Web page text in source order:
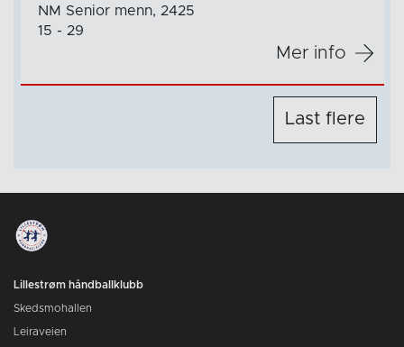
NM Senior menn, 2425
15 - 29
Mer info
Last flere
Lillestrøm håndballklubb
Skedsmohallen
Leiraveien